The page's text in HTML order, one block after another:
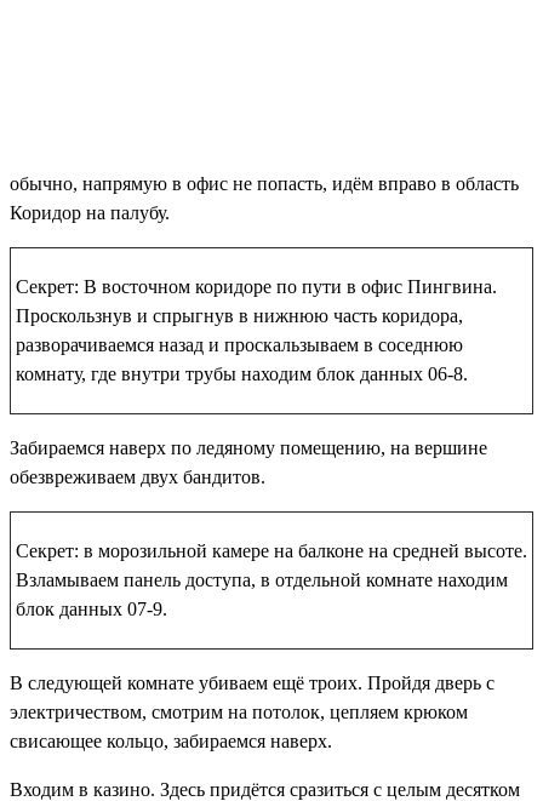
обычно, напрямую в офис не попасть, идём вправо в область
Коридор на палубу.
Секрет: В восточном коридоре по пути в офис Пингвина.
Проскользнув и спрыгнув в нижнюю часть коридора,
разворачиваемся назад и проскальзываем в соседнюю
комнату, где внутри трубы находим блок данных 06-8.
Забираемся наверх по ледяному помещению, на вершине
обезвреживаем двух бандитов.
Секрет: в морозильной камере на балконе на средней высоте.
Взламываем панель доступа, в отдельной комнате находим
блок данных 07-9.
В следующей комнате убиваем ещё троих. Пройдя дверь с
электричеством, смотрим на потолок, цепляем крюком
свисающее кольцо, забираемся наверх.
Входим в казино. Здесь придётся сразиться с целым десятком